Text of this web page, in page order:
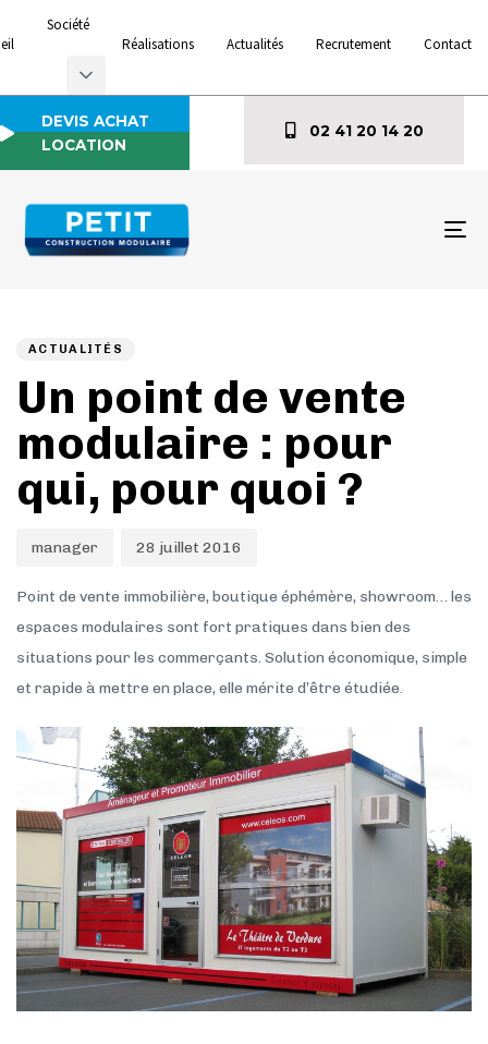
Société
Réalisations
Actualités Recrutement Contact
DEVIS ACHAT
LOCATION
02 41 20 14 20
ACTUALITÉS
Un point de vente
modulaire : pour
qui, pour quoi ?
manager 28 juillet 2016
Point de vente immobilière, boutique éphémère, showroom… les
espaces modulaires sont fort pratiques dans bien des
situations pour les commerçants. Solution économique, simple
et rapide à mettre en place, elle mérite d’être étudiée.